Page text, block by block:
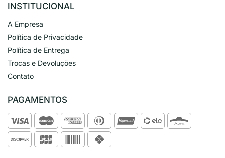
INSTITUCIONAL
A Empresa
Política de Privacidade
Política de Entrega
Trocas e Devoluções
Contato
PAGAMENTOS